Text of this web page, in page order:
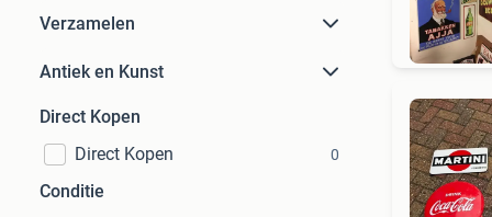
Verzamelen
Antiek en Kunst
Direct Kopen
Direct Kopen
0
Conditie